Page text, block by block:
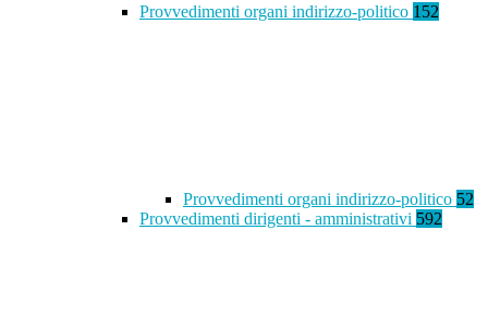
Provvedimenti organi indirizzo-politico 152
Provvedimenti organi indirizzo-politico 52
Provvedimenti dirigenti - amministrativi 592